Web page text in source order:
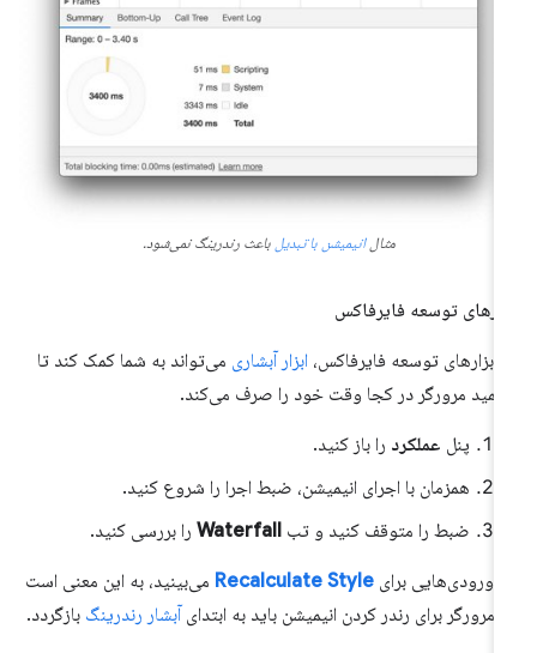
مثالانیمیشن با تبدیلباعث رندرینگ نمی‌شود.
توسعه فایرفاکس
ابزارهای توسعه فایرفاکس،ابزار آبشاریمی‌تواند به شما کمک کند تا
مرورگر در کجا وقت خود را صرف می‌کند.
پنل عملکردرا باز کنید.
همزمان با اجرای انیمیشن، ضبط اجرا را شروع کنید.
ضبط را متوقف کنید و تب Waterfallرا بررسی کنید.
ورودی‌هایی برایRecalculate Styleمی‌بینید، به این معنی است
مرورگر برای رندر کردن انیمیشن باید به ابتدایآبشار رندرینگ بازگردد.